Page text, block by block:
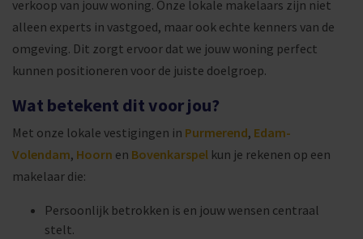
verkoop van jouw woning. Onze lokale makelaars zijn niet
alleen experts in vastgoed, maar ook echte kenners van de
omgeving. Dit zorgt ervoor dat we jouw woning perfect
kunnen positioneren voor de juiste doelgroep.
Wat betekent dit voor jou?
Met onze lokale vestigingen in Purmerend, Edam-
Volendam, Hoorn en Bovenkarspel kun je rekenen op een
makelaar die:
Persoonlijk betrokken is en jouw wensen centraal
stelt.